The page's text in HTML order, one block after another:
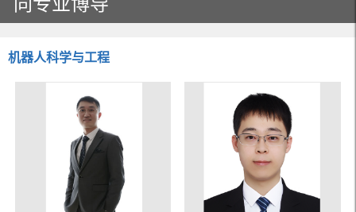
机器人科学与工程